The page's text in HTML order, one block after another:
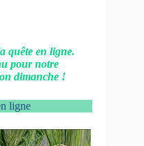
quête en ligne.
pour notre
dimanche !
ligne